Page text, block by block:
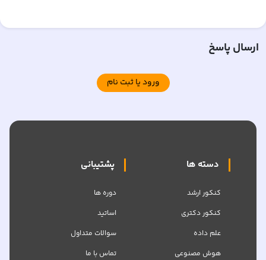
ارسال پاسخ
ورود یا ثبت نام
دسته ها
کنکور ارشد
کنکور دکتری
علم داده
هوش مصنوعی
پشتیبانی
دوره ها
اساتید
سوالات متداول
تماس با ما